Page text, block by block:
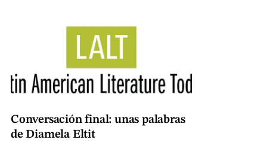
Conversación final: unas palabras
de Diamela Eltit